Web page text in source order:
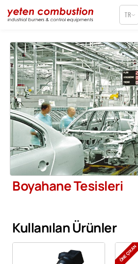
TR
Boyahane Tesisleri
Kullanılan Ürünler
ÖNE ÇIKAN